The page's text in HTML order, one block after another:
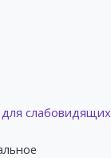
слабовидящих